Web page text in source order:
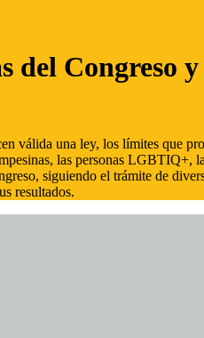
del Congreso
válida una ley, los límites que
las personas
siguiendo el trámite de
resultados.